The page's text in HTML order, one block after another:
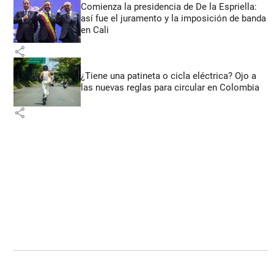
Comienza la presidencia de De la Espriella:
así fue el juramento y la imposición de banda
en Cali
share
¿Tiene una patineta o cicla eléctrica? Ojo a
las nuevas reglas para circular en Colombia
share